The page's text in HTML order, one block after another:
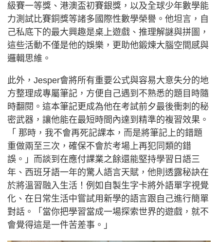
級賽一等獎、港澳盃初賽銀獎，以及全球少年數學能
力測試比賽銅獎等諸多國際性數學榮譽。他坦言，自
己私底下的最大興趣是桌上遊戲、推理解謎與拼圖，
這些活動不僅是他的娛樂，更助他鍛煉大腦空間感與
邏輯思維。
此外，Jesper會將所有重要公式與容易大意失分的地
方整理成專屬筆記，方便自己遇到不熟悉的題目時隨
時翻閱。這本筆記更成為他在考試前夕最後衝刺的秘
密武器，讓他能在最短時間內達到精準的複習效果。
「 那時，我不會再死記課本，而是將筆記上的錯題
重做兩至三次，確保不會於考場上再犯同類的錯
誤。」而談到在應付課業之餘還能堅持學習日語三
年、西班牙語一年的驚人語言天賦，他則透露秘訣在
於將溫習融入生活！例如自製生字卡將外語單字視覺
化、在日常生活中嘗試用新學的語言跟自己進行簡單
對話。「當你把學習當成一場探索世界的遊戲，就不
會覺得這是一件苦差事。」